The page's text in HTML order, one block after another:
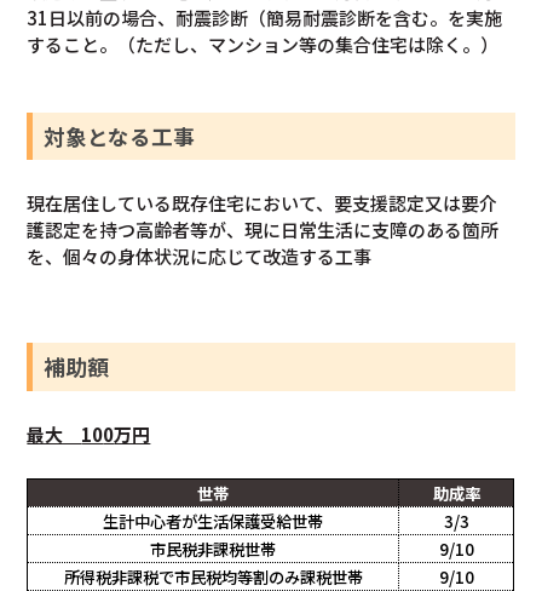
31日以前の場合、耐震診断（簡易耐震診断を含む。を実施
すること。（ただし、マンション等の集合住宅は除く。）
対象となる工事
現在居住している既存住宅において、要支援認定又は要介
護認定を持つ高齢者等が、現に日常生活に支障のある箇所
を、個々の身体状況に応じて改造する工事
補助額
最大 100万円
世帯
助成率
生計中心者が生活保護受給世帯
3/3
市民税非課税世帯
9/10
所得税非課税で市民税均等割のみ課税世帯
9/10